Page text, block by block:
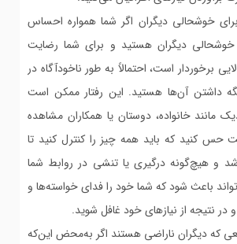
خوشحالی دیگران اگر شما همواره احساس
دیگران هستید و برای شما رضایت
برخوردار است، احتمالاً به طور ناخودآگاه در
داشتن آن‌ها هستید. این رفتار ممکن است
مانند خانواده، دوستان یا همکاران مشاهده
کنید که باید همه چیز را کنترل کنید تا
و هیچ‌گونه درگیری یا تنشی در روابط شما
باعث شود که شما خود را فدای خواسته‌ها و
در نتیجه از نیازهای خود غافل شوید.
که دیگران ناراضی هستند اگر به‌محض این‌که